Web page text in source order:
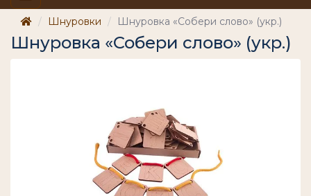
Шнуровки Шнуровка «Собери слово» (укр.)
Шнуровка «Собери слово» (укр.)